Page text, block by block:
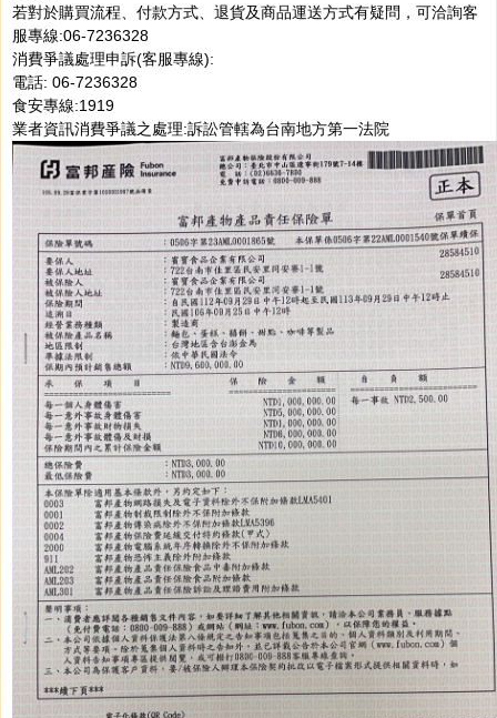
若對於購買流程、付款方式、退貨及商品運送方式有疑問，可洽詢客
服專線:06-7236328
消費爭議處理申訴(客服專線):
電話: 06-7236328
食安專線:1919
業者資訊消費爭議之處理:訴訟管轄為台南地方第一法院